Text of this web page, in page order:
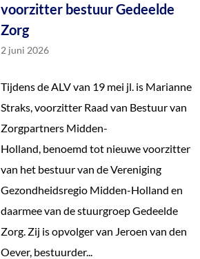
voorzitter bestuur Gedeelde
Zorg
2 juni 2026
Tijdens de ALV van 19 mei jl. is Marianne
Straks, voorzitter Raad van Bestuur van
Zorgpartners Midden-
Holland, benoemd tot nieuwe voorzitter
van het bestuur van de Vereniging
Gezondheidsregio Midden-Holland en
daarmee van de stuurgroep Gedeelde
Zorg. Zij is opvolger van Jeroen van den
Oever, bestuurder...